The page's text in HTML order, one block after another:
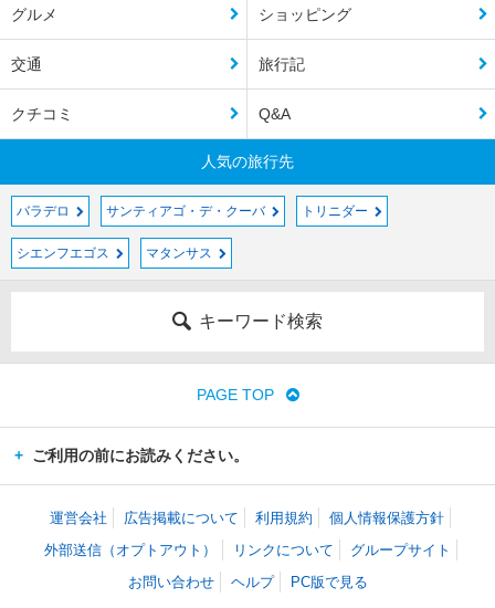
グルメ ショッピング
交通 旅行記
クチコミ Q&A
人気の旅行先
バラデロ サンティアゴ・デ・クーバ トリニダー
シエンフエゴス マタンサス
キーワード検索
PAGE TOP
ご利用の前にお読みください。
運営会社 広告掲載について 利用規約
個人情報保護方針
外部送信（オプトアウト）
リンクについて
グループサイト
お問い合わせ
ヘルプ PC版で見る